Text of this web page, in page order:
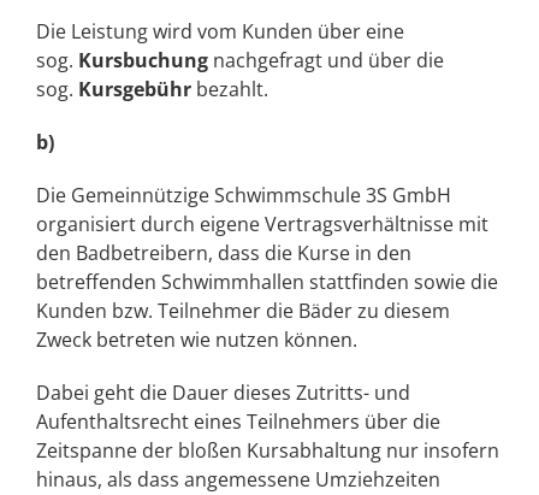
Die Leistung wird vom Kunden über eine
sog. Kursbuchung nachgefragt und über die
sog. Kursgebühr bezahlt.
b)
Die Gemeinnützige Schwimmschule 3S GmbH
organisiert durch eigene Vertragsverhältnisse mit
den Badbetreibern, dass die Kurse in den
betreffenden Schwimmhallen stattfinden sowie die
Kunden bzw. Teilnehmer die Bäder zu diesem
Zweck betreten wie nutzen können.
Dabei geht die Dauer dieses Zutritts- und
Aufenthaltsrecht eines Teilnehmers über die
Zeitspanne der bloßen Kursabhaltung nur insofern
hinaus, als dass angemessene Umziehzeiten